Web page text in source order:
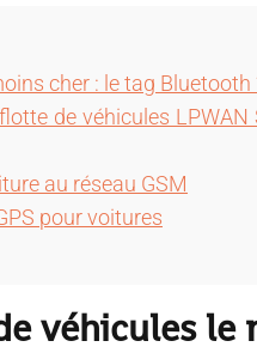
cher : le tag Bluetooth
de véhicules
au réseau GSM
pour voitures
véhicules le